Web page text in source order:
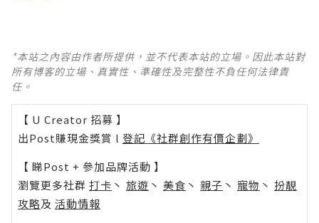
*本站之內容由作者所提供，並不代表本站的立場。因此本站對
所有博客的立場、真實性、準確性及完整性不負任何法律責
任。
【 U Creator 招募 】
出Post賺現金獎賞 l 登記《社群創作有價企劃》
【 睇Post + 參加品牌活動 】
瀏覽更多社群 打卡 丶 旅遊 丶 美食 丶 親子 丶 寵物 丶 扮靚
攻略及 活動情報